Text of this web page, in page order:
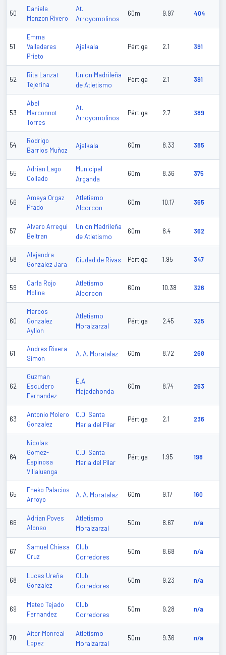
50
Daniela
Monzon Rivero
At.
Arroyomolinos
60m 9.97 404
51
Emma
Valladares
Prieto
Ajalkala Pértiga 2.1 391
52
Rita Lanzat
Tejerina
Union Madrileña
de Atletismo
Pértiga 2.1 391
53
Abel
Marconnot
Torres
At.
Arroyomolinos
Pértiga 2.7 389
54
Rodrigo
Barrios Muñoz
Ajalkala 60m 8.33 385
55
Adrian Lago
Collado
Municipal
Arganda
60m 8.36 375
56
Amaya Orgaz
Prado
Atletismo
Alcorcon
60m 10.17 365
57
Alvaro Arregui
Beltran
Union Madrileña
de Atletismo
60m 8.4 362
58
Alejandra
Gonzalez Jara
Ciudad de Rivas Pértiga 1.95 347
59
Carla Rojo
Molina
Atletismo
Alcorcon
60m 10.38 326
60
Marcos
Gonzalez
Ayllon
Atletismo
Moralzarzal
Pértiga 2.45 325
61
Andres Rivera
Simon
A. A. Moratalaz 60m 8.72 268
62
Guzman
Escudero
Fernandez
E.A.
Majadahonda
60m 8.74 263
63
Antonio Molero
Gonzalez
C.D. Santa
Maria del Pilar
Pértiga 2.1 236
64
Nicolas
Gomez-
Espinosa
Villaluenga
C.D. Santa
Maria del Pilar
Pértiga 1.95 198
65
Eneko Palacios
Arroyo
A. A. Moratalaz 60m 9.17 160
66
Adrian Poves
Alonso
Atletismo
Moralzarzal
50m 8.67 n/a
67
Samuel Chiesa
Cruz
Club
Corredores
50m 8.68 n/a
68
Lucas Ureña
Gonzalez
Club
Corredores
50m 9.23 n/a
69
Mateo Tejado
Fernandez
Club
Corredores
50m 9.28 n/a
70
Aitor Monreal
Lopez
Atletismo
Moralzarzal
50m 9.36 n/a